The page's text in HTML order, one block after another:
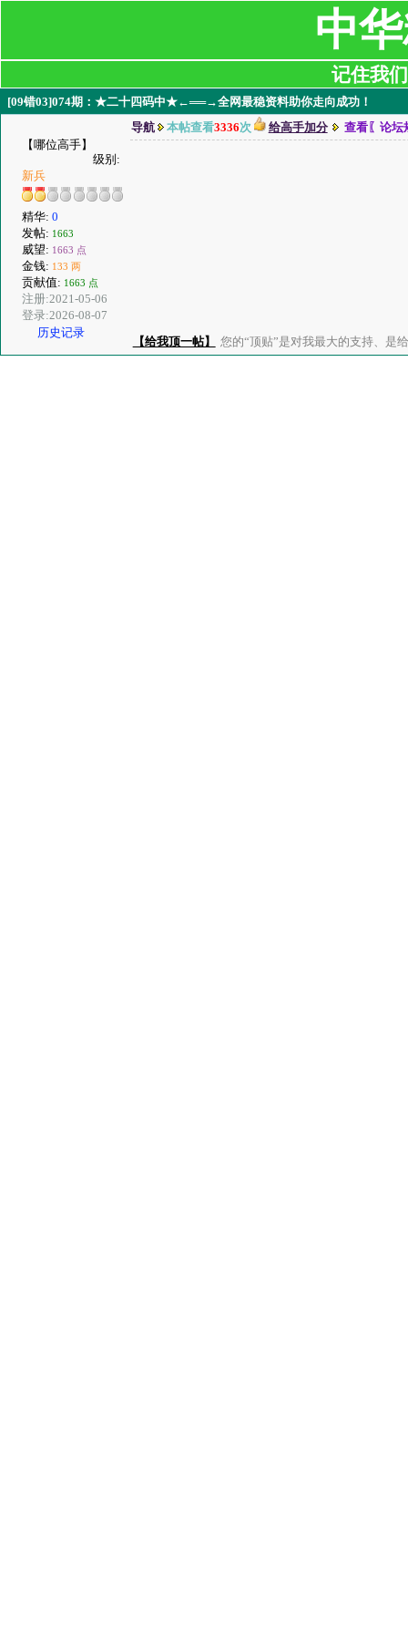
中
记住我
[09错03]074期：★二十四码中★←══→全网最稳资料助你走向成功！
【哪位高手】
级别:
新兵
精华: 0
发帖: 1663
威望: 1663 点
金钱: 133 两
贡献值: 1663 点
注册:2021-05-06
登录:2026-08-07
历史记录
导航 本帖查看3336次 给高手加分 查看〖论坛
【给我顶一帖】 您的“顶贴”是对我最大的支持、是